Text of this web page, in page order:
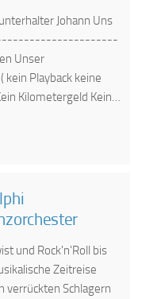
Johann Uns
Unser
kein Playback keine
Kilometergeld Kein…
und Rock'n'Roll bis
Zeitreise
verrückten Schlagern